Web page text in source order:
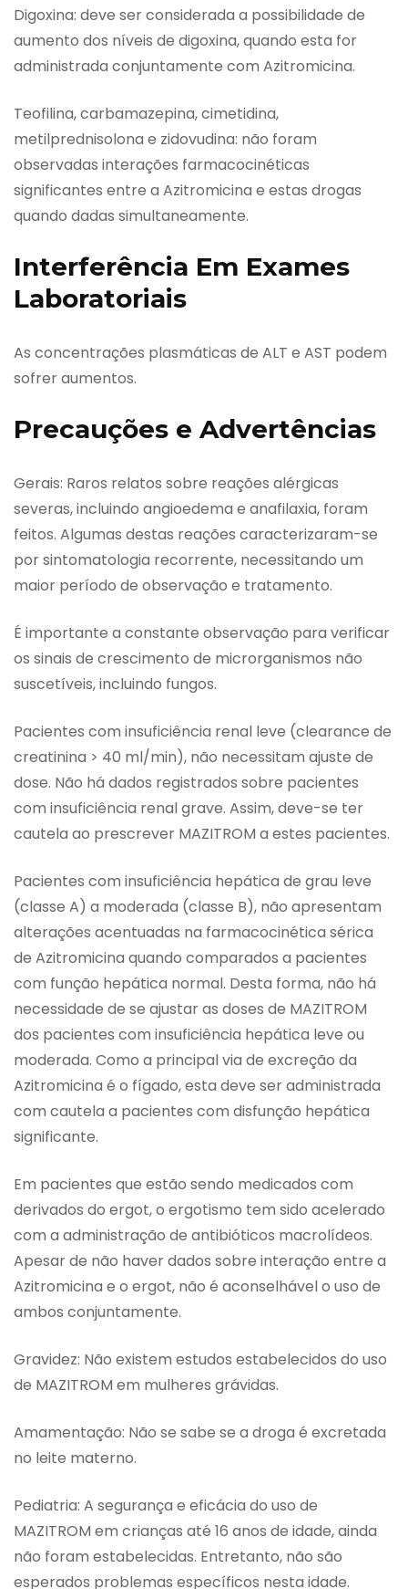
Digoxina: deve ser considerada a possibilidade de
aumento dos níveis de digoxina, quando esta for
administrada conjuntamente com Azitromicina.
Teofilina, carbamazepina, cimetidina,
metilprednisolona e zidovudina: não foram
observadas interações farmacocinéticas
significantes entre a Azitromicina e estas drogas
quando dadas simultaneamente.
Interferência Em Exames
Laboratoriais
As concentrações plasmáticas de ALT e AST podem
sofrer aumentos.
Precauções e Advertências
Gerais: Raros relatos sobre reações alérgicas
severas, incluindo angioedema e anafilaxia, foram
feitos. Algumas destas reações caracterizaram-se
por sintomatologia recorrente, necessitando um
maior período de observação e tratamento.
É importante a constante observação para verificar
os sinais de crescimento de microrganismos não
suscetíveis, incluindo fungos.
Pacientes com insuficiência renal leve (clearance de
creatinina > 40 ml/min), não necessitam ajuste de
dose. Não há dados registrados sobre pacientes
com insuficiência renal grave. Assim, deve-se ter
cautela ao prescrever MAZITROM a estes pacientes.
Pacientes com insuficiência hepática de grau leve
(classe A) a moderada (classe B), não apresentam
alterações acentuadas na farmacocinética sérica
de Azitromicina quando comparados a pacientes
com função hepática normal. Desta forma, não há
necessidade de se ajustar as doses de MAZITROM
dos pacientes com insuficiência hepática leve ou
moderada. Como a principal via de excreção da
Azitromicina é o fígado, esta deve ser administrada
com cautela a pacientes com disfunção hepática
significante.
Em pacientes que estão sendo medicados com
derivados do ergot, o ergotismo tem sido acelerado
com a administração de antibióticos macrolídeos.
Apesar de não haver dados sobre interação entre a
Azitromicina e o ergot, não é aconselhável o uso de
ambos conjuntamente.
Gravidez: Não existem estudos estabelecidos do uso
de MAZITROM em mulheres grávidas.
Amamentação: Não se sabe se a droga é excretada
no leite materno.
Pediatria: A segurança e eficácia do uso de
MAZITROM em crianças até 16 anos de idade, ainda
não foram estabelecidas. Entretanto, não são
esperados problemas específicos nesta idade.